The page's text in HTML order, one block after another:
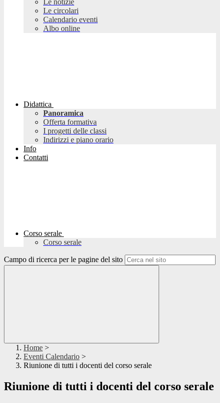
Le notizie
Le circolari
Calendario eventi
Albo online
Didattica
Panoramica
Offerta formativa
I progetti delle classi
Indirizzi e piano orario
Info
Contatti
Corso serale
Corso serale
Campo di ricerca per le pagine del sito
Home >
Eventi Calendario >
Riunione di tutti i docenti del corso serale
Riunione di tutti i docenti del corso serale